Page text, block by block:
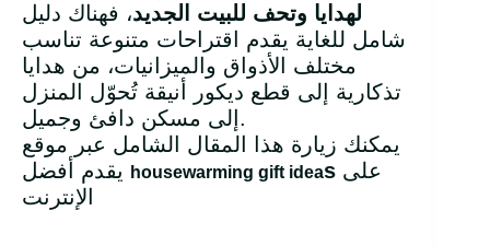
لهدايا وتحف للبيت الجديد، فهناك دليل
شامل للغاية يقدم اقتراحات متنوعة تناسب
مختلف الأذواق والميزانيات، من هدايا
تذكارية إلى قطع ديكور أنيقة تُحوّل المنزل
إلى مسكن دافئ وجميل.
يمكنك زيارة هذا المقال الشامل عبر موقع
housewarming gift ideas
الإنترنت